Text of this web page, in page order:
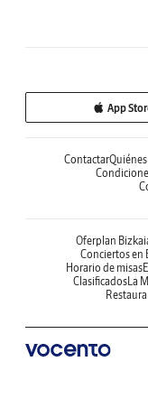
App
Contactar
Oferplan
Conciertos en
Horario de misas
ClasificadosLa